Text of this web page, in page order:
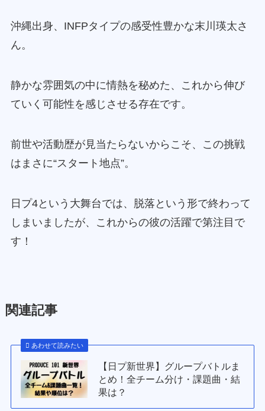
沖縄出身、INFPタイプの感受性豊かな末川瑛太さ
ん。
静かな雰囲気の中に情熱を秘めた、これから伸び
ていく可能性を感じさせる存在です。
前世や活動歴が見当たらないからこそ、この挑戦
はまさに“スタート地点”。
日プ4という大舞台では、脱落という形で終わって
しまいましたが、これからの彼の活躍で第注目で
す！
関連記事
あわせて読みたい
【日プ新世界】グループバトルま
とめ！全チーム分け・課題曲・結
果は？